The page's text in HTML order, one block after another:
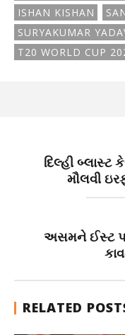
ISHAN KISHAN
SURYAKUMAR
T20 WORLD CUP
દિલ્હી બ્લાસ્ટ
મૌલવી
અસમને ઈસ્ટ
RELATED